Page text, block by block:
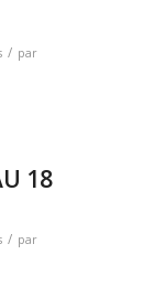
/ par
18
/ par